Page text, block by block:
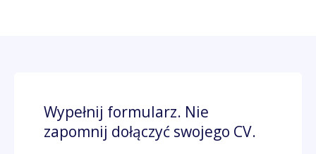
Wypełnij formularz. Nie
zapomnij dołączyć swojego CV.